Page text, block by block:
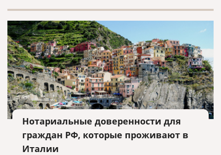
Нотариальные доверенности для
граждан РФ, которые проживают в
Италии